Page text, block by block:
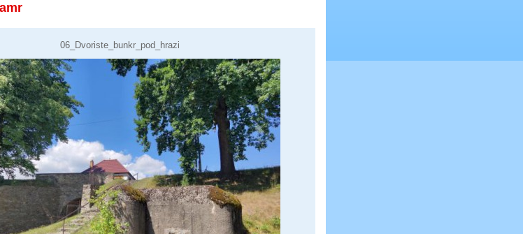
06_Dvoriste_bunkr_pod_hrazi